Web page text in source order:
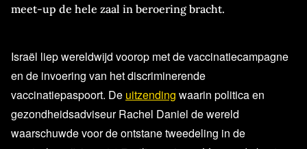
meet-up de hele zaal in beroering bracht.
Israël liep wereldwijd voorop met de vaccinatiecampagne
en de invoering van het discriminerende
vaccinatiepaspoort. De uitzending waarin politica en
gezondheidsadviseur Rachel Daniel de wereld
waarschuwde voor de ontstane tweedeling in de